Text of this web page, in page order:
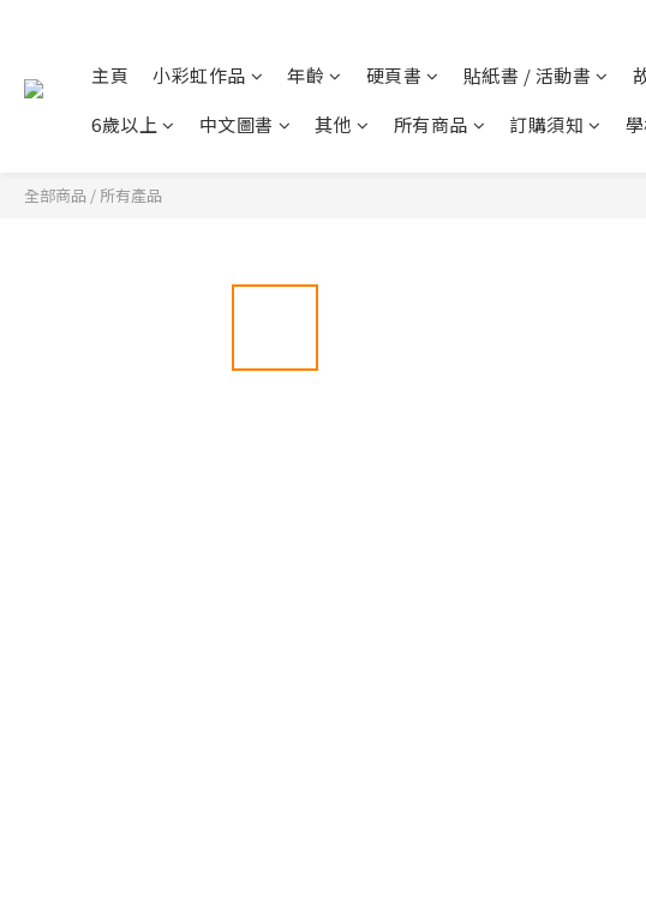
主頁 小彩虹作品 年齡 硬頁書 貼紙書 / 活動書
6歲以上
中文圖書 其他 所有商品 訂購須知
全部商品 / 所有產品